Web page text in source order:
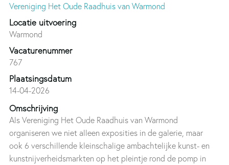
Vereniging Het Oude Raadhuis van Warmond
Locatie uitvoering
Warmond
Vacaturenummer
767
Plaatsingsdatum
14-04-2026
Omschrijving
Als Vereniging Het Oude Raadhuis van Warmond
organiseren we niet alleen exposities in de galerie, maar
ook 6 verschillende kleinschalige ambachtelijke kunst- en
kunstnijverheidsmarkten op het pleintje rond de pomp in